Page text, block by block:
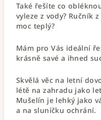
Také řešíte co
vyleze z vody? Ručník
moc teplý?
Mám pro Vás ideální
krásně savé a ihned
Skvělá věc na letní
létě na zahradu jako
Mušelín je lehký jako
a na sluníčku ochrání.